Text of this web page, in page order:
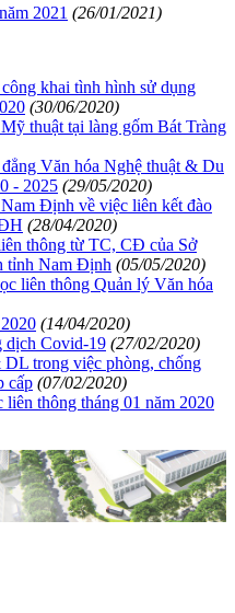
2021 (26/01/2021)
khai tình hình sử dụng
(30/06/2020)
thuật tại làng gốm Bát Tràng
Văn hóa Nghệ thuật & Du
- 2025 (29/05/2020)
Định về việc liên kết đào
(28/04/2020)
thông từ TC, CĐ của Sở
tỉnh Nam Định (05/05/2020)
liên thông Quản lý Văn hóa
(14/04/2020)
dịch Covid-19 (27/02/2020)
trong việc phòng, chống
cấp (07/02/2020)
thông tháng 01 năm 2020